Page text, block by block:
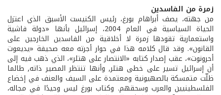
زمرة من الفاسدين
من جهته، يصف أبراهام بورغ، رئيس الكنيست الأسبق الذي اعتزل
الحياة السياسية في العام ‏2004‏، إسرائيل بأنها‏ «دولة فاشية
واستعمارية تقودها زمرة لا أخلاقية من الفاسدين الخارجين على
القانون‏».‏ وقد قال كلامه هذا في حوار أجرته معه صحيفة «يديعوت
أحرونوت‏»، عقب إصدار كتابه‏‏ «الانتصار على هتلر»، الذي ذهب فيه إلى
أن إسرائيل تسير على خطى هتلر‏,‏ وأنها تنتظر المصير ذاته‏,‏ طالما
ظلّت متمسكة بالصهيونية ومعتمدة على السيف والعنف في إخضاع
الفلسطينيين والعرب وسحقهم‏.‏ وكتاب بورغ ليس وحيدًا في مجاله،